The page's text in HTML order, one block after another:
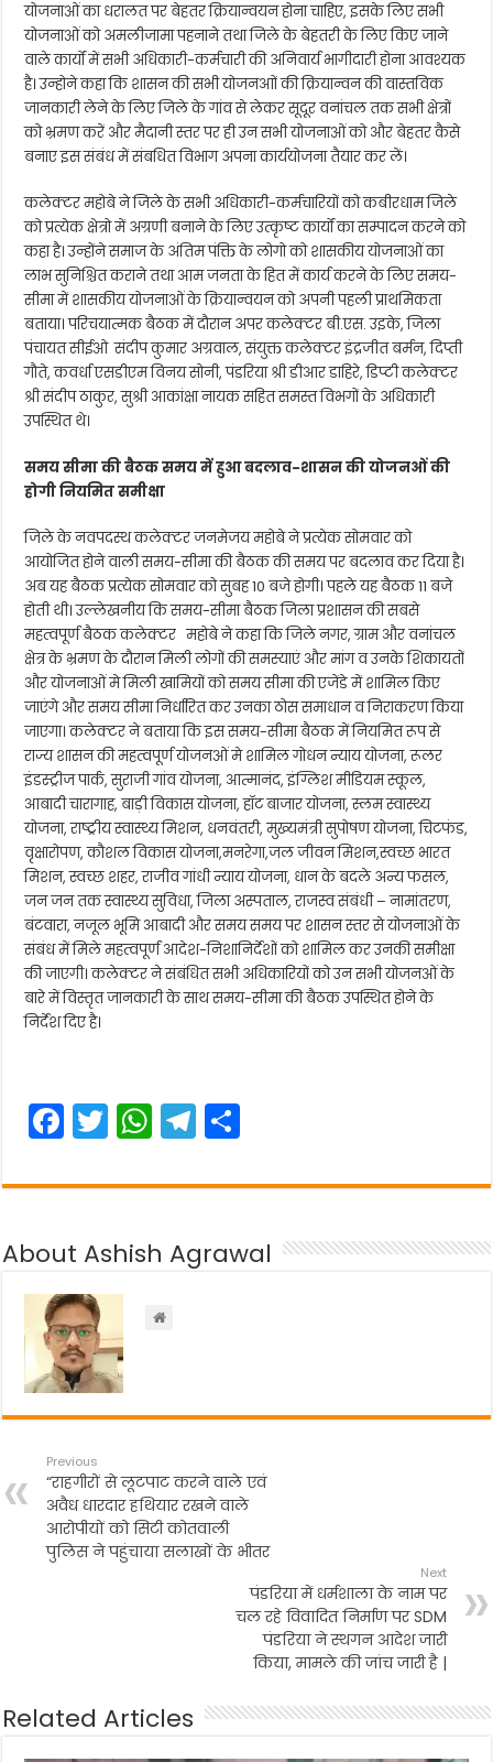
योजनाओं का धरालत पर बेहतर क्रियान्वयन होना चाहिए, इसके लिए सभी
योजनाओं को अमलीजामा पहनाने तथा जिले के बेहतरी के लिए किए जाने
वाले कार्यों में सभी अधिकारी-कर्मचारी की अनिवार्य भागीदारी होना आवश्यक
है। उन्होने कहा कि शासन की सभी योजनआों की क्रियान्वन की वास्तविक
जानकारी लेने के लिए जिले के गांव से लेकर सूदूर वनांचल तक सभी क्षेत्रों
को भ्रमण करें और मैदानी स्तर पर ही उन सभी योजनाओं को और बेहतर कैसे
बनाए इस संबंध में संबधित विभाग अपना कार्ययोजना तैयार कर लें।
कलेक्टर महोबे ने जिले के सभी अधिकारी-कर्मचारियों को कबीरधाम जिले
को प्रत्येक क्षेत्रो में अग्रणी बनाने के लिए उत्कृष्ट कार्यों का सम्पादन करने को
कहा है। उन्होंने समाज के अंतिम पंक्ति के लोगो को शासकीय योजनाओं का
लाभ सुनिश्चित कराने तथा आम जनता के हित में कार्य करने के लिए समय-
सीमा में शासकीय योजनाओं के क्रियान्वयन को अपनी पहली प्राथमिकता
बताया। परिचयात्मक बैठक में दौरान अपर कलेक्टर बी.एस. उइके, जिला
पंचायत सीईओ संदीप कुमार अग्रवाल, संयुक्त कलेक्टर इंद्रजीत बर्मन, दिप्ती
गौते, कवर्धा एसडीएम विनय सोनी, पंडरिया श्री डीआर डाहिरे, डिप्टी कलेक्टर
श्री संदीप ठाकुर, सुश्री आकांक्षा नायक सहित समस्त विभगों के अधिकारी
उपस्थित थे।
समय सीमा की बैठक समय में हुआ बदलाव-शासन की योजनओं की
होगी नियमित समीक्षा
जिले के नवपदस्थ कलेक्टर जनमेजय महोबे ने प्रत्येक सोमवार को
आयोजित होने वाली समय-सीमा की बैठक की समय पर बदलाव कर दिया है।
अब यह बैठक प्रत्येक सोमवार को सुबह 10 बजे होगी। पहले यह बैठक 11 बजे
होती थी। उल्लेखनीय कि समय-सीमा बैठक जिला प्रशासन की सबसे
महत्वपूर्ण बैठक कलेक्टर महोबे ने कहा कि जिले नगर, ग्राम और वनांचल
क्षेत्र के भ्रमण के दौरान मिली लोगों की समस्याएं और मांग व उनके शिकायतों
और योजनाओं मे मिली खामियों को समय सीमा की एजेंडे में शामिल किए
जाएंगे और समय सीमा निर्धारित कर उनका ठोस समाधान व निराकरण किया
जाएगा। कलेक्टर ने बताया कि इस समय-सीमा बैठक में नियमित रूप से
राज्य शासन की महत्वपूर्ण योजनओं मे शामिल गोधन न्याय योजना, रूलर
इंडस्ट्रीज पार्क, सुराजी गांव योजना, आत्मानंद, इंग्लिश मीडियम स्कूल,
आबादी चारागाह, बाड़ी विकास योजना, हॉट बाजार योजना, स्लम स्वास्थ्य
योजना, राष्ट्रीय स्वास्थ्य मिशन, धनवंतरी, मुख्यमंत्री सुपोषण योजना, चिटफंड,
वृक्षारोपण, कौशल विकास योजना,मनरेगा,जल जीवन मिशन,स्वच्छ भारत
मिशन, स्वच्छ शहर, राजीव गांधी न्याय योजना, धान के बदले अन्य फसल,
जन जन तक स्वास्थ्य सुविधा, जिला अस्पताल, राजस्व संबंधी – नामांतरण,
बंटवारा, नजूल भूमि आबादी और समय समय पर शासन स्तर से योजनाओं के
संबंध में मिले महत्वपूर्ण आदेश-निशानिर्देशों को शामिल कर उनकी समीक्षा
की जाएगी। कलेक्टर ने संबंधित सभी अधिकारियों को उन सभी योजनओं के
बारे में विस्तृत जानकारी के साथ समय-सीमा की बैठक उपस्थित होने के
निर्देश दिए है।
F
c
b
o
o
k
T
itt
W
a
A
p
T
e
a
ar
About Ashish Agrawal
Previous
“राहगीरों से लूटपाट करने वाले एवं
अवैध धारदार हथियार रखने वाले
आरोपीयों को सिटी कोतवाली
पुलिस ने पहुंचाया सलाखों के भीतर
Next
पंडरिया में धर्मशाला के नाम पर
चल रहे विवादित निर्माण पर SDM
पंडरिया ने स्थगन आदेश जारी
किया, मामले की जांच जारी है |
Related Articles